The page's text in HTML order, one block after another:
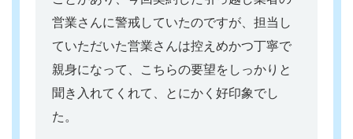
営業さんに警戒していたのですが、担当し
ていただいた営業さんは控えめかつ丁寧で
親身になって、こちらの要望をしっかりと
聞き入れてくれて、とにかく好印象でし
た。